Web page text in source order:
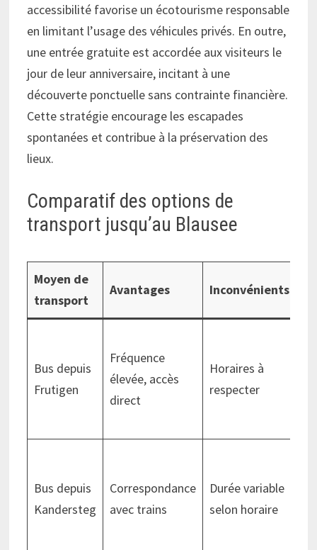
accessibilité favorise un écotourisme responsable
en limitant l’usage des véhicules privés. En outre,
une entrée gratuite est accordée aux visiteurs le
jour de leur anniversaire, incitant à une
découverte ponctuelle sans contrainte financière.
Cette stratégie encourage les escapades
spontanées et contribue à la préservation des
lieux.
Comparatif des options de
transport jusqu’au Blausee
Moyen de
transport
Avantages Inconvénients
Bus depuis
Frutigen
Fréquence
élevée, accès
direct
Horaires à
respecter
Bus depuis
Kandersteg
Correspondance
avec trains
Durée variable
selon horaire